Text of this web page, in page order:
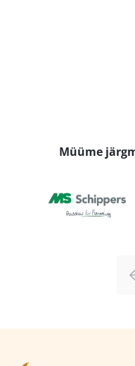
Müüme